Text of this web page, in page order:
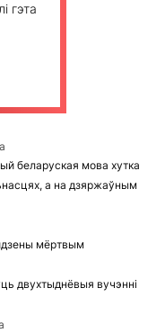
гэта
беларуская мова хутка
а на дзяржаўным
мёртвым
двухтыднёвыя вучэнні